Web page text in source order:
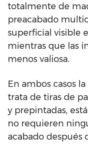
totalmente de
preacabado
superficial visible
mientras que las
menos valiosa.
En ambos casos
trata de tiras de
y prepintadas,
no requieren
acabado después